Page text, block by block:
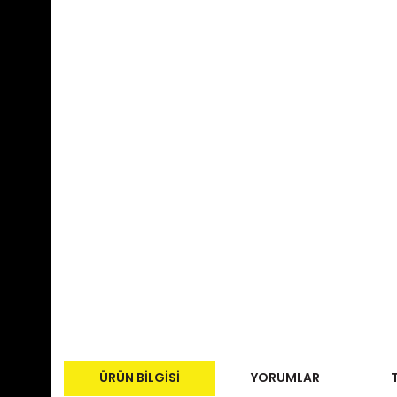
ÜRÜN BILGISI YORUMLAR